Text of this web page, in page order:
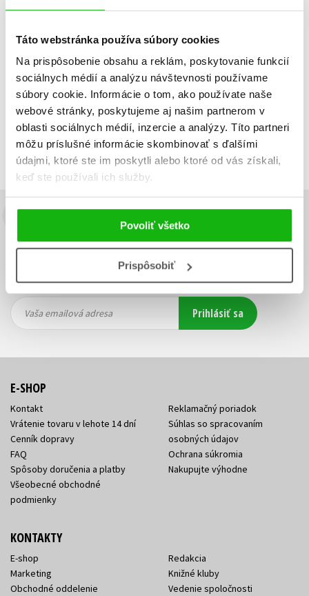
Táto webstránka používa súbory cookies
Na prispôsobenie obsahu a reklám, poskytovanie funkcií
sociálnych médií a analýzu návštevnosti používame
súbory cookie. Informácie o tom, ako používate naše
webové stránky, poskytujeme aj našim partnerom v
oblasti sociálnych médií, inzercie a analýzy. Títo partneri
môžu príslušné informácie skombinovať s ďalšími
údajmi, ktoré ste im poskytli alebo ktoré od vás získali,
keď ste používali ich služby.
Povoliť všetko
Prispôsobiť
Zobraz záznamov
Zobrazujem 1 až 2 z celkových 2 záznamov
Predchádzajúci 1 Ďalší
Budete to vedieť ako prvý!
Zaujíma Vás, aký knižný hit práve vychádza, na aký tovar je
výhodná zľava, aká beží súťaž o ceny?Prihláste sa k odberu našich
e-mailových noviniek!
emailová
emailová
Vaša emailová adresa Prihlásiť sa
E-SHOP
Kontakt
Vrátenie tovaru v lehote 14 dní
Cenník dopravy
FAQ
Spôsoby doručenia a platby
Všeobecné obchodné
podmienky
Reklamačný poriadok
Súhlas so spracovaním
osobných údajov
Ochrana súkromia
Nakupujte výhodne
KONTAKTY
E-shop
Marketing
Obchodné oddelenie
Redakcia
Knižné kluby
Vedenie spoločnosti